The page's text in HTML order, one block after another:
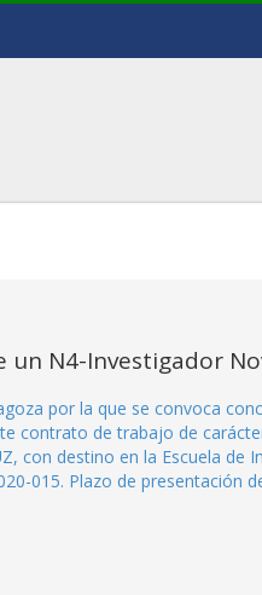
un N4-Investigador
por la que se convoca
contrato de trabajo de
con destino en la Escuela de
015. Plazo de presentación